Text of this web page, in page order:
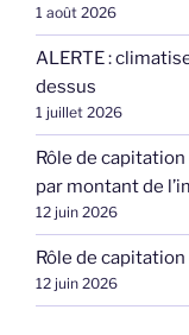
1 août 2026
ALERTE :
dessus
1 juillet 2026
Rôle de
par montant de
12 juin 2026
Rôle de
12 juin 2026